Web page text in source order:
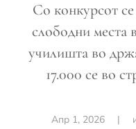
Со конкурсот
слободни места
училишта во
17.000 се во
Апр 1, 2026 |